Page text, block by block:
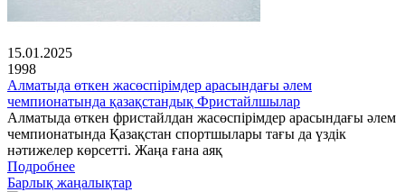
15.01.2025
1998
Алматыда өткен жасөспірімдер арасындағы әлем
чемпионатында қазақстандық Фристайлшылар
Алматыда өткен фристайлдан жасөспірімдер арасындағы әлем
чемпионатында Қазақстан спортшылары тағы да үздік
нәтижелер көрсетті. Жаңа ғана аяқ
Подробнее
Барлық жаңалықтар